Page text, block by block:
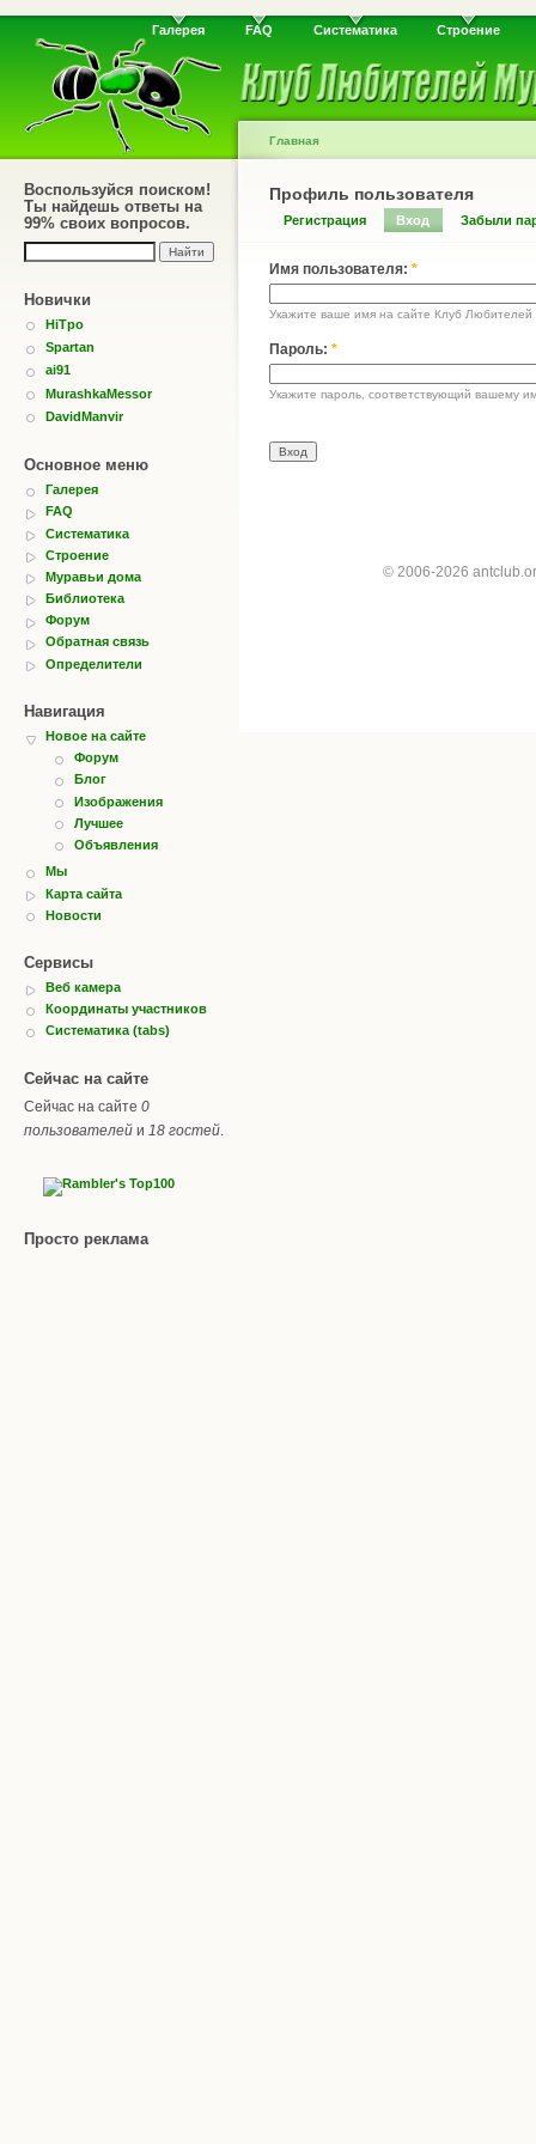
Галерея FAQ Систематика Строение
Воспользуйся поиском!
Ты найдешь ответы на
99% своих вопросов.
Новички
HiTpo
Spartan
ai91
MurashkaMessor
DavidManvir
Основное меню
Галерея
FAQ
Систематика
Строение
Муравьи дома
Библиотека
Форум
Обратная связь
Определители
Навигация
Новое на сайте
Форум
Блог
Изображения
Лучшее
Объявления
Мы
Карта сайта
Новости
Сервисы
Веб камера
Координаты участников
Систематика (tabs)
Сейчас на сайте
Сейчас на сайте 0
пользователей и 18 гостей.
Просто реклама
Главная
Профиль пользователя
Регистрация Вход Забыли
Имя пользователя: *
Укажите ваше имя на сайте Клуб Любителей
Пароль: *
Укажите пароль, соответствующий вашему
© 2006-2026